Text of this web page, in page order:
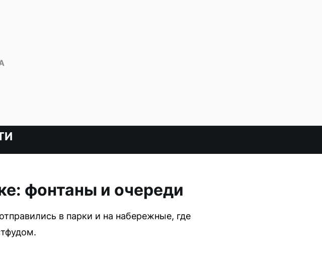
фонтаны и очереди
в парки и на набережные, где